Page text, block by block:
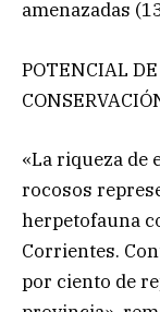
amenazadas
POTENCIAL DE
«La riqueza de
rocosos
herpetofauna
Corrientes.
por ciento de